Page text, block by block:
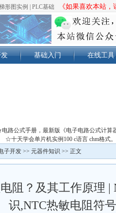
形图实例 PLC基础 《如果喜欢本站
基础入门 在线工具
路公式手册，最新版《电子电路公式计算
☆十天学会单片机实例100 c语言 chm格式
子开发 >> 元器件知识 >> 正文
阻？及其工作原理 |
识,NTC热敏电阻符